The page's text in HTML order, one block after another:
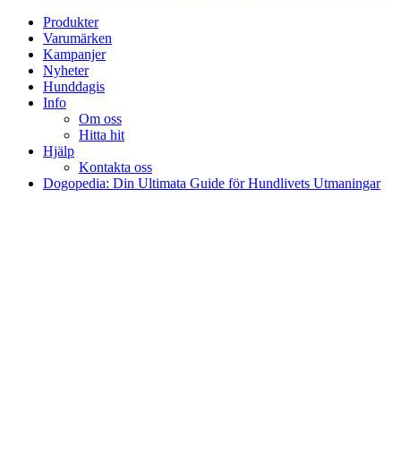
Produkter
Varumärken
Kampanjer
Nyheter
Hunddagis
Info
Om oss
Hitta hit
Hjälp
Kontakta oss
Dogopedia: Din Ultimata Guide för Hundlivets Utmaningar